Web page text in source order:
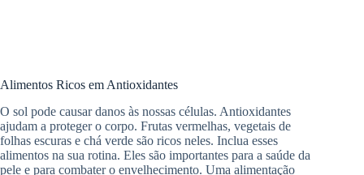
Alimentos Ricos em Antioxidantes
O sol pode causar danos às nossas células. Antioxidantes
ajudam a proteger o corpo. Frutas vermelhas, vegetais de
folhas escuras e chá verde são ricos neles. Inclua esses
alimentos na sua rotina. Eles são importantes para a saúde da
pele e para combater o envelhecimento. Uma alimentação